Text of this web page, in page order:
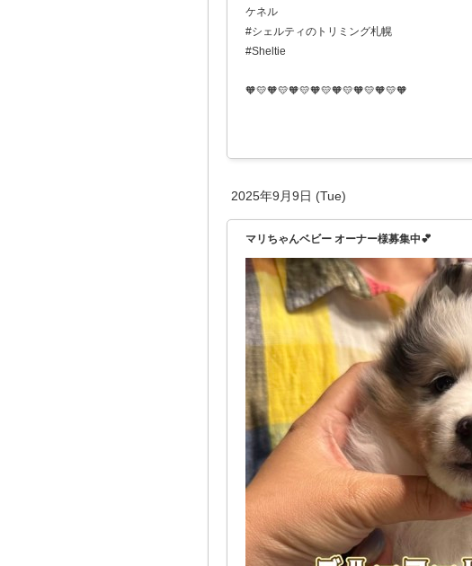
ケネル
#シェルティのトリミング札幌
#Sheltie
🧡💛🧡💛🧡💛🧡💛🧡💛🧡💛🧡💛🧡
2025年9月9日 (Tue)
マリちゃんベビー オーナー様募集中💕